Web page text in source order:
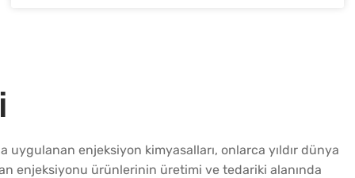
uygulanan enjeksiyon kimyasalları, onlarca yıldır dünya
enjeksiyonu ürünlerinin üretimi ve tedariki alanında